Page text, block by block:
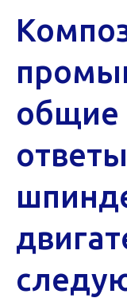
общие
ответы